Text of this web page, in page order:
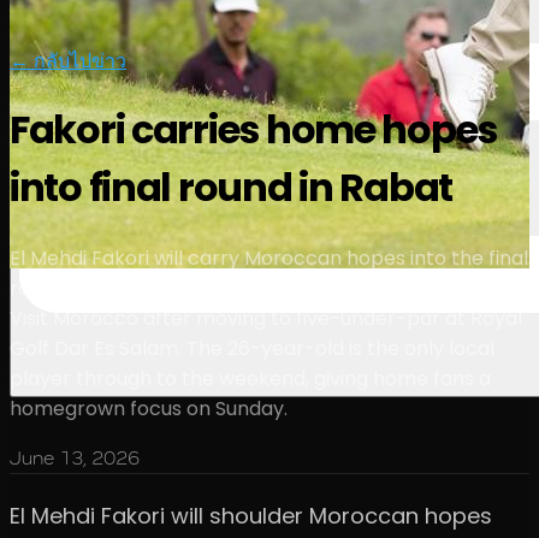
← กลับไปข่าว
Fakori carries home hopes
into final round in Rabat
El Mehdi Fakori will carry Moroccan hopes into the final
Visit Morocco after moving to five-under-par at Royal
homegrown focus on Sunday.
June 13, 2026
El Mehdi Fakori will shoulder Moroccan hopes